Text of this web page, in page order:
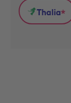
(wird
in
neuem
Thalia
*